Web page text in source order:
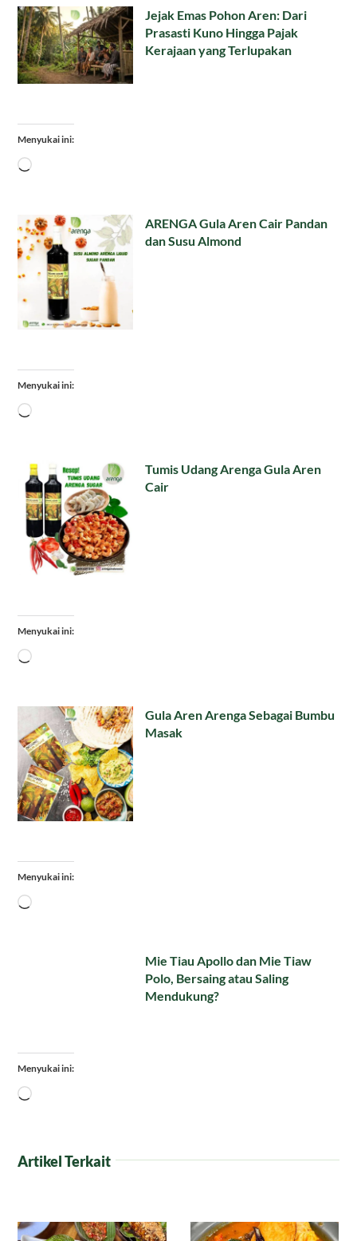
Jejak Emas Pohon Aren: Dari
Prasasti Kuno Hingga Pajak
Kerajaan yang Terlupakan
Menyukai ini:
Memuat...
ARENGA Gula Aren Cair Pandan
dan Susu Almond
Menyukai ini:
Memuat...
Tumis Udang Arenga Gula Aren
Cair
Menyukai ini:
Memuat...
Gula Aren Arenga Sebagai Bumbu
Masak
Menyukai ini:
Memuat...
Mie Tiau Apollo dan Mie Tiaw
Polo, Bersaing atau Saling
Mendukung?
Menyukai ini:
Memuat...
Artikel Terkait